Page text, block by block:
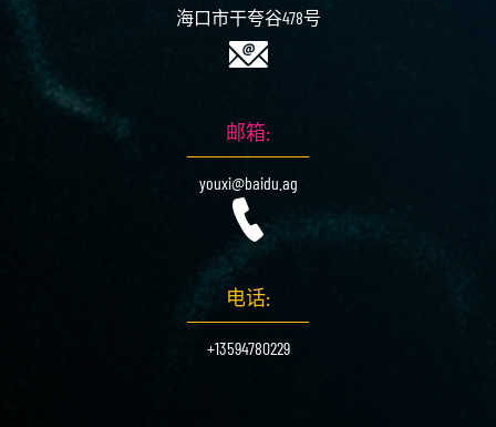
海口市干夸谷478号
邮箱:
youxi@baidu.ag
电话:
+13594780229